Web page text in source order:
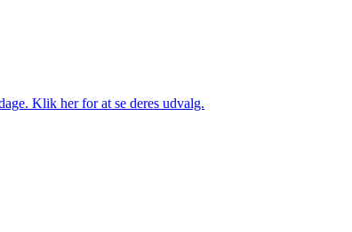
Klik her for at se deres udvalg.